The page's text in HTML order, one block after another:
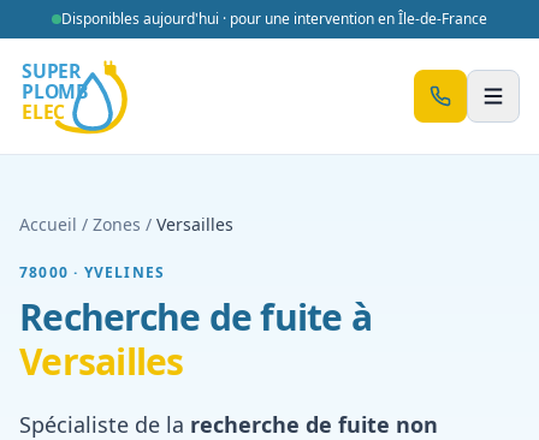
Aller au contenu
Disponibles aujourd'hui · pour une intervention en Île-de-France
Accueil / Zones / Versailles
78000 · YVELINES
Recherche de fuite à
Versailles
Spécialiste de la recherche de fuite non